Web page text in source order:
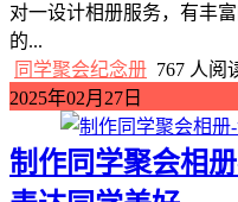
对一设计相册服务，有丰
的...
同学聚会纪念册 767 人阅
2025年02月27日
制作同学聚会相